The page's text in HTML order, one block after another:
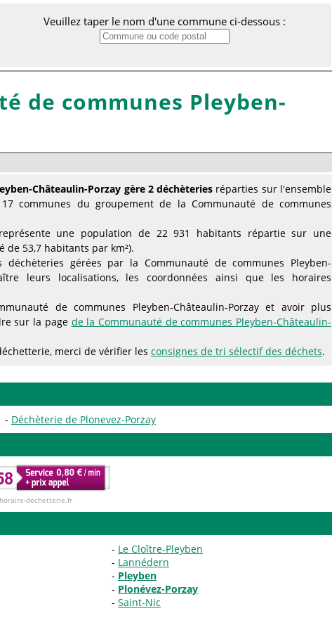
Veuillez taper le nom d'une commune ci-dessous :
de communes Pleyben-
Châteaulin-Porzay gère 2 déchèteries réparties sur l'ensemble
communes du groupement de la Communauté de communes
une population de 22 931 habitants répartie sur une
de 53,7 habitants par km²).
gérées par la Communauté de communes Pleyben-
leurs localisations, les coordonnées ainsi que les horaires
de communes Pleyben-Châteaulin-Porzay et avoir plus
sur la page de la Communauté de communes Pleyben-Châteaulin-
merci de vérifier les consignes de tri sélectif des déchets.
Déchèterie de Plonevez-Porzay
dechetterie.fr
Le Cloître-Pleyben
Lannédern
Pleyben
Plonévez-Porzay
Saint-Nic